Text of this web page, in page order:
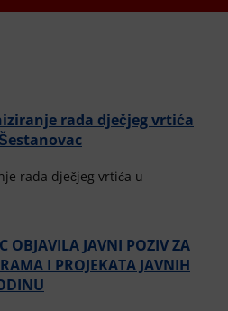
rada dječjeg vrtića
rada dječjeg vrtića u
OBJAVILA JAVNI POZIV ZA
I PROJEKATA JAVNIH